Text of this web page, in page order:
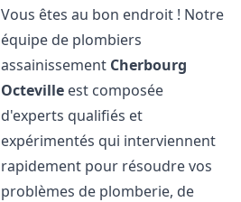
Vous êtes au bon endroit ! Notre
équipe de plombiers
assainissement Cherbourg
Octeville est composée
d'experts qualifiés et
expérimentés qui interviennent
rapidement pour résoudre vos
problèmes de plomberie, de